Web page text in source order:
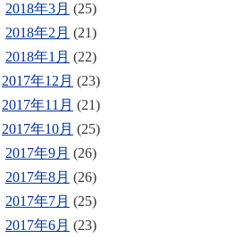
2018年3月 (25)
2018年2月 (21)
2018年1月 (22)
2017年12月 (23)
2017年11月 (21)
2017年10月 (25)
2017年9月 (26)
2017年8月 (26)
2017年7月 (25)
2017年6月 (23)